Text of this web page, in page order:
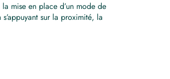
mise en place d’un mode de
sur la proximité, la